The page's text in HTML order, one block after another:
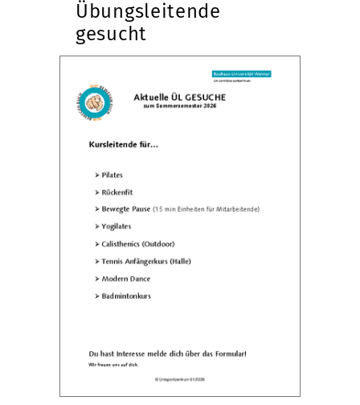
Übungsleitende
gesucht